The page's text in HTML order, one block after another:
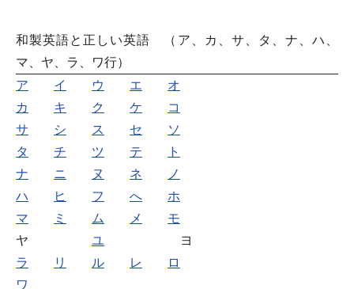
和製英語と正しい英語 （ア、カ、サ、タ、ナ、ハ、
マ、ヤ、ラ、ワ行）
ア
イ ウ エ
オ
カ
キ ク ケ
コ
サ
シ ス セ
ソ
タ
チ ツ テ
ト
ナ
ニ ヌ ネ
ノ
ハ
ヒ フ へ
ホ
マ
ミ ム メ
モ
ヤ ユ ヨ
ラ
リ ル レ
ロ
ワ